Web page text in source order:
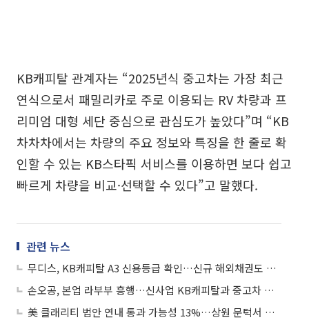
KB캐피탈 관계자는 “2025년식 중고차는 가장 최근
연식으로서 패밀리카로 주로 이용되는 RV 차량과 프
리미엄 대형 세단 중심으로 관심도가 높았다”며 “KB
차차차에서는 차량의 주요 정보와 특징을 한 줄로 확
인할 수 있는 KB스타픽 서비스를 이용하면 보다 쉽고
빠르게 차량을 비교·선택할 수 있다”고 말했다.
관련 뉴스
무디스, KB캐피탈 A3 신용등급 확인…신규 해외채권도 동일 등급 부여
손오공, 본업 라부부 흥행…신사업 KB캐피탈과 중고차 유통 혁신 나선다
美 클래리티 법안 연내 통과 가능성 13%…상원 문턱서 제동